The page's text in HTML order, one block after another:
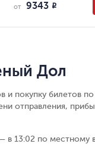
от 9343 R
Дол
и покупку билетов
отправления,
в 13:02 по местному